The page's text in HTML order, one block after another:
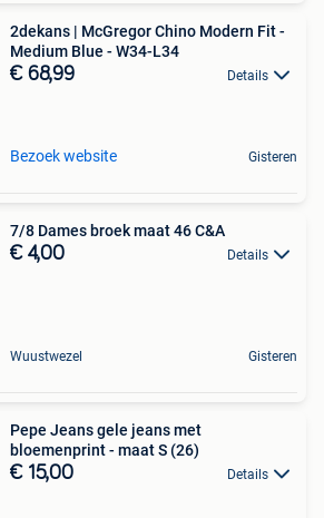
2dekans | McGregor Chino Modern Fit -
Medium Blue - W34-L34
€ 68,99 Details
Bezoek website Gisteren
7/8 Dames broek maat 46 C&A
€ 4,00 Details
Wuustwezel Gisteren
Pepe Jeans gele jeans met
bloemenprint - maat S (26)
€ 15,00 Details